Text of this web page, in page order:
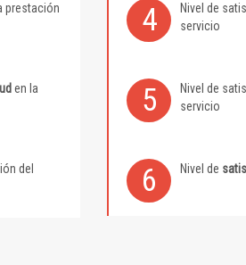
prestación
4 Nivel de
servicio
en la
5 Nivel de
servicio
del
6 Nivel de